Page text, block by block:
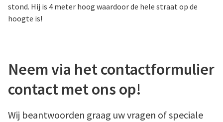
stond. Hij is 4 meter hoog waardoor de hele straat op de
hoogte is!
Neem via het contactformulier
contact met ons op!
Wij beantwoorden graag uw vragen of speciale